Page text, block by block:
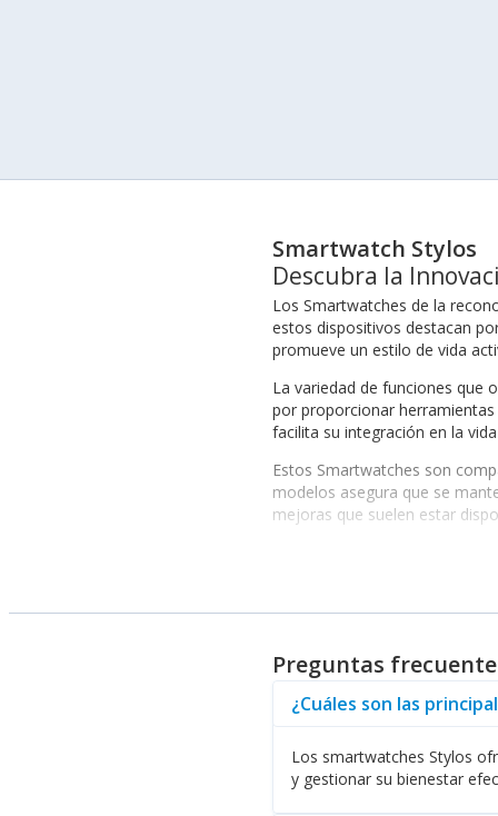
Smartwatch Stylos
Descubra la
Los Smartwatches de la
estos dispositivos destacan
promueve un estilo de vida
La variedad de funciones que
por proporcionar
facilita su integración en la
Estos Smartwatches son
modelos asegura que se
mejoras que suelen estar
Notificaciones en tiempo real
Integración con aplicaciones
Estilos personalizables para
Además, los usuarios
incluya un Smartwatch de
En el ámbito del
expectativas. Por supuesto,
Preguntas
¿Cuáles son las
Los smartwatches Stylos
y gestionar su bienestar